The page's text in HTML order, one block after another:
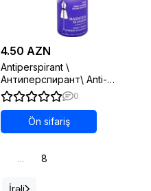
4.50 AZN
Antiperspirant \
Антиперспирант\ Anti-
perspirant \ Дезодорант-
спрей Bourjios 72H MAGNOLIA
0
Ön sifariş
... 8
İrəli